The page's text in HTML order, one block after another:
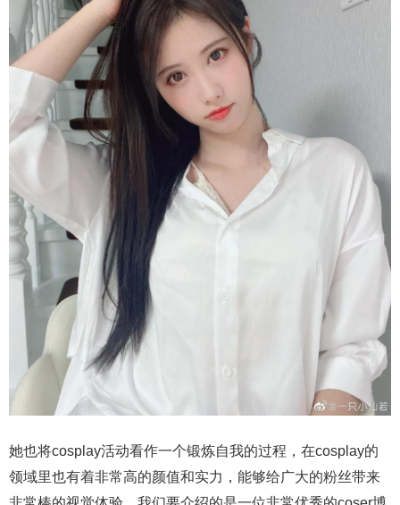
她也将cosplay活动看作一个锻炼自我的过程，在cosplay的
领域里也有着非常高的颜值和实力，能够给广大的粉丝带来